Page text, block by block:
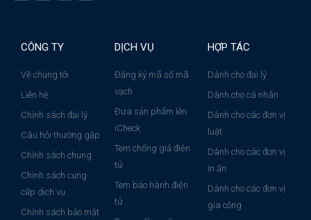
CÔNG TY
Về chúng tôi
Liên hệ
Chính sách đại lý
Câu hỏi thường gặp
Chính sách chung
Chính sách cung
cấp dịch vụ
Chính sách bảo mật
DỊCH VỤ
Đăng ký mã số mã
vạch
Đưa sản phẩm lên
iCheck
Tem chống giả điện
tử
Tem bảo hành điện
tử
HỢP TÁC
Dành cho đại lý
Dành cho cá nhân
Dành cho các đơn vị
luật
Dành cho các đơn vị
in ấn
Dành cho các đơn vị
gia công